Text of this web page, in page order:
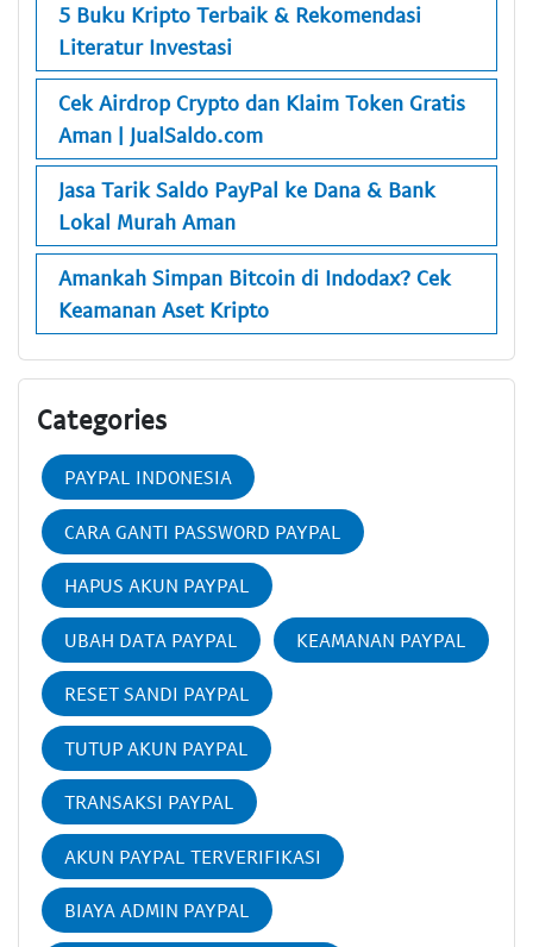
5 Buku Kripto Terbaik & Rekomendasi
Literatur Investasi
Cek Airdrop Crypto dan Klaim Token Gratis
Aman | JualSaldo.com
Jasa Tarik Saldo PayPal ke Dana & Bank
Lokal Murah Aman
Amankah Simpan Bitcoin di Indodax? Cek
Keamanan Aset Kripto
Categories
PAYPAL INDONESIA
CARA GANTI PASSWORD PAYPAL
HAPUS AKUN PAYPAL
UBAH DATA PAYPAL KEAMANAN PAYPAL
RESET SANDI PAYPAL
TUTUP AKUN PAYPAL
TRANSAKSI PAYPAL
AKUN PAYPAL TERVERIFIKASI
BIAYA ADMIN PAYPAL